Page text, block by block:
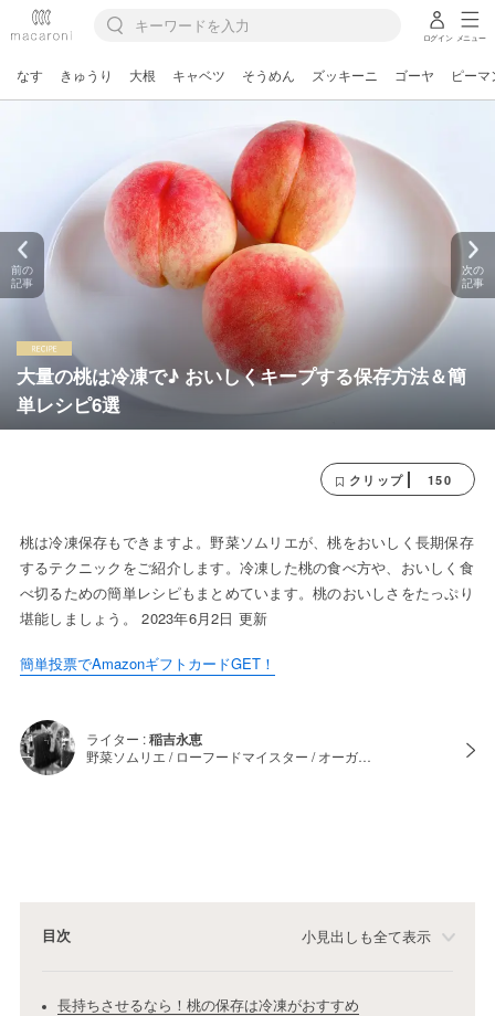
ログイン メニュー
なす きゅうり 大根 キャベツ そうめん ズッキーニ ゴーヤ ピーマ
大量の桃は冷凍で♪ おいしくキープする保存方法＆簡
単レシピ6選
前の
記事
次の
記事
クリップ 150
桃は冷凍保存もできますよ。野菜ソムリエが、桃をおいしく長期保存
するテクニックをご紹介します。冷凍した桃の食べ方や、おいしく食
べ切るための簡単レシピもまとめています。桃のおいしさをたっぷり
堪能しましょう。 2023年6月2日 更新
簡単投票でAmazonギフトカードGET！
ライター :稲吉永恵
野菜ソムリエ / ローフードマイスター / オーガ…
目次 小見出しも全て表示
長持ちさせるなら！桃の保存は冷凍がおすすめ